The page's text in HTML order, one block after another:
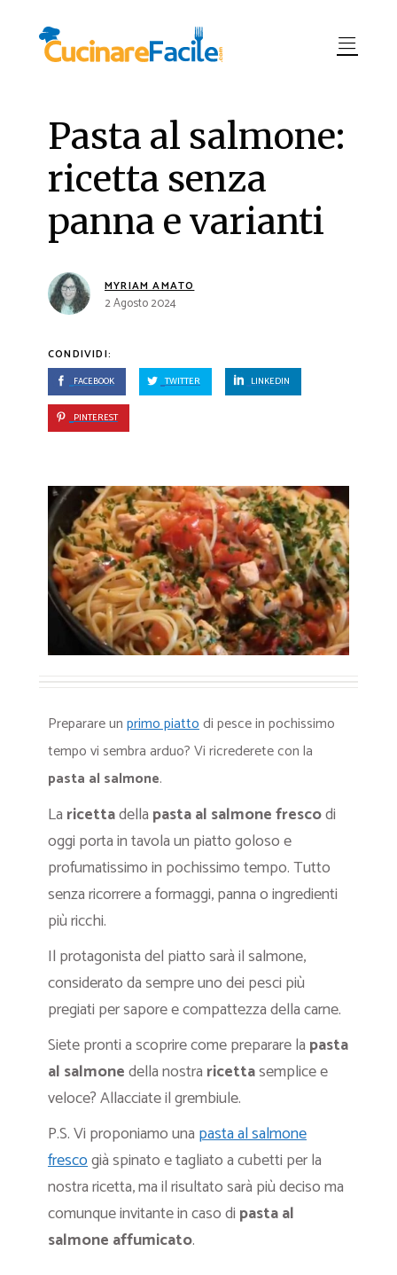
Pasta al salmone:
ricetta senza
panna e varianti
MYRIAM AMATO
2 Agosto 2024
CONDIVIDI:
FACEBOOK TWITTER LINKEDIN
PINTEREST
Preparare unprimo piattodi pesce in pochissimo
tempo vi sembra arduo? Vi ricrederete con la
pasta al salmone.
La ricettadella pasta al salmone frescodi
oggi porta in tavola un piatto goloso e
profumatissimo in pochissimo tempo. Tutto
senza ricorrere a formaggi, panna o ingredienti
più ricchi.
Il protagonista del piatto sarà il salmone,
considerato da sempre uno dei pesci più
pregiati per sapore e compattezza della carne.
Siete pronti a scoprire come preparare la pasta
al salmonedella nostra ricettasemplice e
veloce? Allacciate il grembiule.
P.S. Vi proponiamo una pasta al salmone
frescogià spinato e tagliato a cubetti per la
nostra ricetta, ma il risultato sarà più deciso ma
comunque invitante in caso di pasta al
salmone affumicato.